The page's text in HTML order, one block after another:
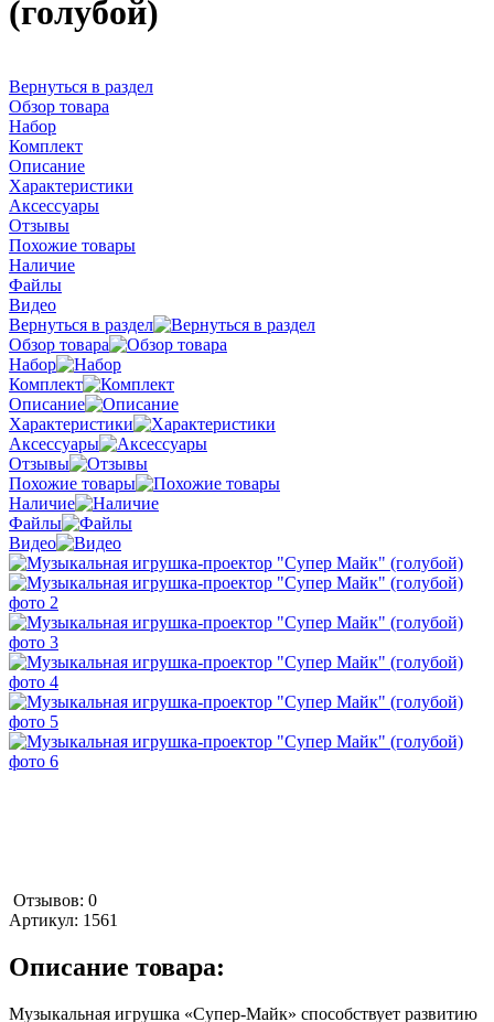
(голубой)
Вернуться в раздел
Обзор товара
Набор
Комплект
Описание
Характеристики
Аксессуары
Отзывы
Похожие товары
Наличие
Файлы
Видео
Вернуться в раздел
Обзор товара
Набор
Комплект
Описание
Характеристики
Аксессуары
Отзывы
Похожие товары
Наличие
Файлы
Видео
Отзывов: 0
Артикул: 1561
Описание товара:
Музыкальная игрушка «Супер-Майк» способствует развитию